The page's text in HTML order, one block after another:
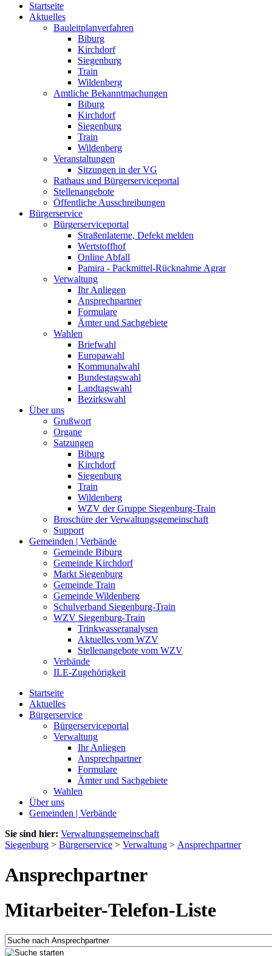
Startseite
Aktuelles
Bauleitplanverfahren
Biburg
Kirchdorf
Siegenburg
Train
Wildenberg
Amtliche Bekanntmachungen
Biburg
Kirchdorf
Siegenburg
Train
Wildenberg
Veranstaltungen
Sitzungen in der VG
Rathaus und Bürgerserviceportal
Stellenangebote
Öffentliche Ausschreibungen
Bürgerservice
Bürgerserviceportal
Straßenlaterne, Defekt melden
Wertstoffhof
Online Abfall
Pamira - Packmittel-Rücknahme Agrar
Verwaltung
Ihr Anliegen
Ansprechpartner
Formulare
Ämter und Sachgebiete
Wahlen
Briefwahl
Europawahl
Kommunalwahl
Bundestagswahl
Landtagswahl
Bezirkswahl
Über uns
Grußwort
Organe
Satzungen
Biburg
Kirchdorf
Siegenburg
Train
Wildenberg
WZV der Gruppe Siegenburg-Train
Broschüre der Verwaltungsgemeinschaft
Support
Gemeinden | Verbände
Gemeinde Biburg
Gemeinde Kirchdorf
Markt Siegenburg
Gemeinde Train
Gemeinde Wildenberg
Schulverband Siegenburg-Train
WZV Siegenburg-Train
Trinkwasseranalysen
Aktuelles vom WZV
Stellenangebote vom WZV
Verbände
ILE-Zugehörigkeit
Startseite
Aktuelles
Bürgerservice
Bürgerserviceportal
Verwaltung
Ihr Anliegen
Ansprechpartner
Formulare
Ämter und Sachgebiete
Wahlen
Über uns
Gemeinden | Verbände
Sie sind hier: Verwaltungsgemeinschaft
Siegenburg > Bürgerservice > Verwaltung > Ansprechpartner
Ansprechpartner
Mitarbeiter-Telefon-Liste